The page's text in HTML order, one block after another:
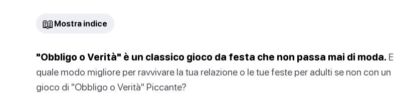
📖 Mostra indice
"Obbligo o Verità" è un classico gioco da festa che non passa mai di moda. E
quale modo migliore per ravvivare la tua relazione o le tue feste per adulti se non con un
gioco di "Obbligo o Verità" Piccante?